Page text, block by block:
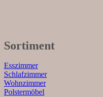
Sortiment
Esszimmer
Schlafzimmer
Wohnzimmer
Polstermöbel